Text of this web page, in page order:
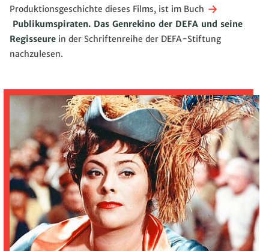
Produktionsgeschichte dieses Films, ist im Buch
Publikumspiraten. Das Genrekino der DEFA und seine
Regisseure in der Schriftenreihe der DEFA-Stiftung
nachzulesen.